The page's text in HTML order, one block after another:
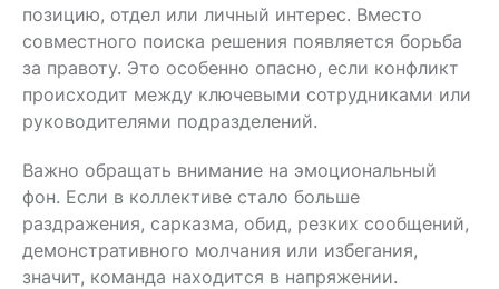
позицию, отдел или личный интерес. Вместо
совместного поиска решения появляется борьба
за правоту. Это особенно опасно, если конфликт
происходит между ключевыми сотрудниками или
руководителями подразделений.
Важно обращать внимание на эмоциональный
фон. Если в коллективе стало больше
раздражения, сарказма, обид, резких сообщений,
демонстративного молчания или избегания,
значит, команда находится в напряжении.